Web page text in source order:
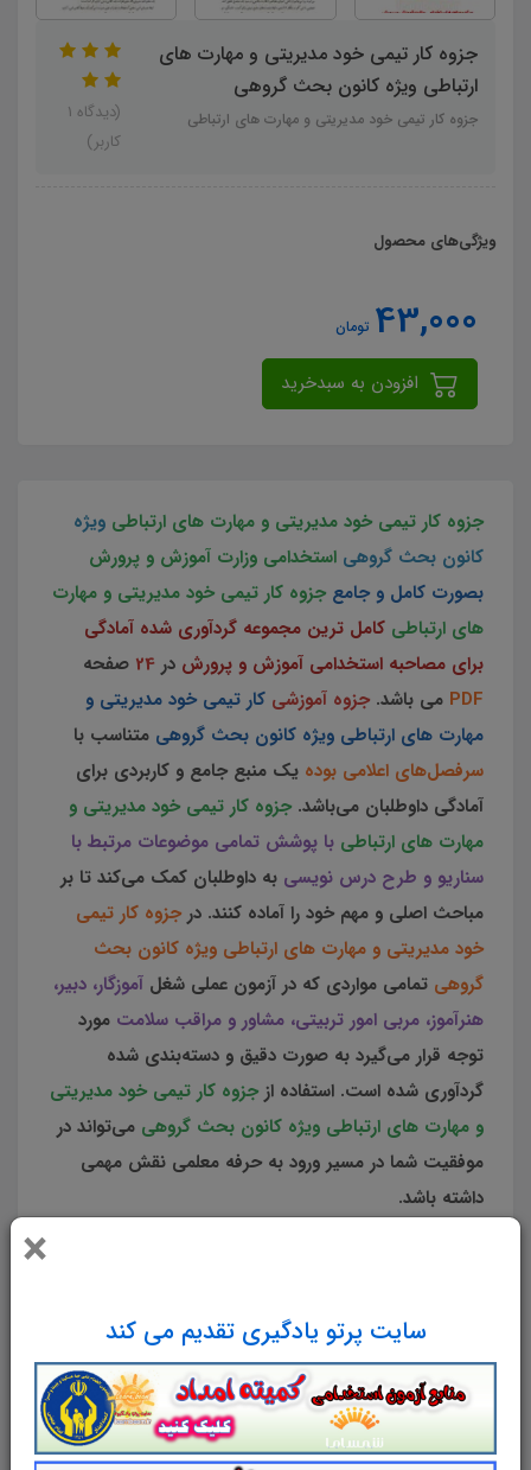
×
سایت پرتو یادگیری تقدیم می کند
جزوه کار تیمی خود مدیریتی و مهارت های
ارتباطی ویژه کانون بحث گروهی
جزوه کار تیمی خود مدیریتی و مهارت های ارتباطی
(دیدگاه 1
کاربر)
ویژگی‌های محصول
43,000 تومان
جزوه کار تیمی خود مدیریتی و مهارت های ارتباطی ویژه
کانون بحث گروهی استخدامی وزارت آموزش و پرورش
بصورت کامل و جامع جزوه کار تیمی خود مدیریتی و مهارت
های ارتباطی کامل ترین مجموعه گردآوری شده آمادگی
برای مصاحبه استخدامی آموزش و پرورش در 24 صفحه
PDF می باشد. جزوه آموزشی کار تیمی خود مدیریتی و
مهارت های ارتباطی ویژه کانون بحث گروهی متناسب با
سرفصل‌های اعلامی بوده یک منبع جامع و کاربردی برای
آمادگی داوطلبان می‌باشد. جزوه کار تیمی خود مدیریتی و
مهارت های ارتباطی با پوشش تمامی موضوعات مرتبط با
سناریو و طرح درس نویسی به داوطلبان کمک می‌کند تا بر
مباحث اصلی و مهم خود را آماده کنند. در جزوه کار تیمی
خود مدیریتی و مهارت های ارتباطی ویژه کانون بحث
گروهی تمامی مواردی که در آزمون عملی شغل آموزگار، دبیر،
هنرآموز، مربی امور تربیتی، مشاور و مراقب سلامت مورد
توجه قرار می‌گیرد به صورت دقیق و دسته‌بندی‌ شده
گردآوری شده است. استفاده از جزوه کار تیمی خود مدیریتی
و مهارت های ارتباطی ویژه کانون بحث گروهی می‌تواند در
موفقیت شما در مسیر ورود به حرفه معلمی نقش مهمی
داشته باشد.
جزوهکار تیمیخود مدیریتی ومهارت
های ارتباطیویژه کانون بحث گروهی